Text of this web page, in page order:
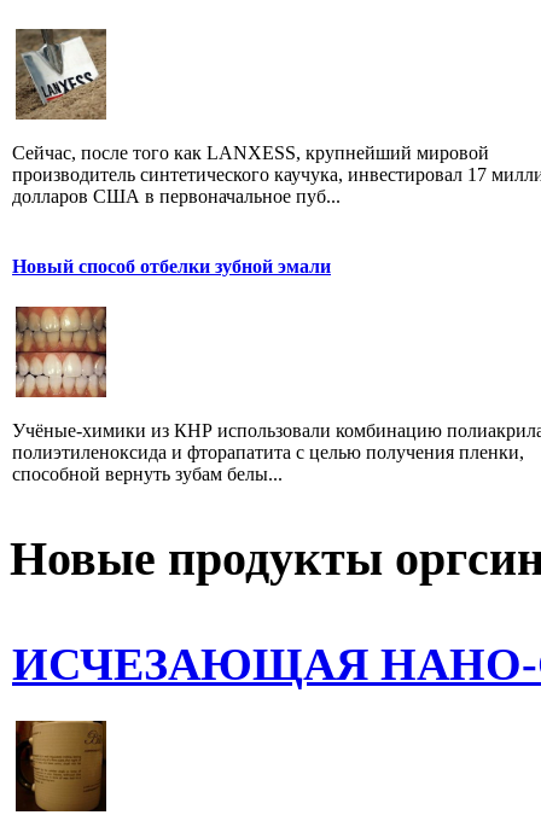
Сейчас, после того как LANXESS, крупнейший мировой
производитель синтетического каучука, инвестировал 17
долларов США в первоначальное пуб...
Новый способ отбелки зубной эмали
Учёные-химики из КНР использовали комбинацию
полиэтиленоксида и фторапатита с целью получения пленки,
способной вернуть зубам белы...
Новые продукты
ИСЧЕЗАЮЩАЯ НАНО-